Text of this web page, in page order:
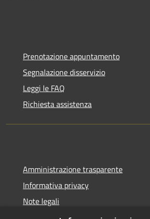
Prenotazione appuntamento
Segnalazione disservizio
Leggi le FAQ
Richiesta assistenza
Amministrazione trasparente
Informativa privacy
Note legali